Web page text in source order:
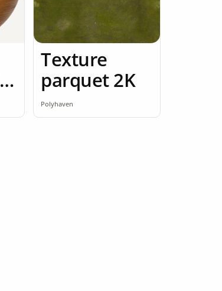
Texture
parquet 2K
Polyhaven